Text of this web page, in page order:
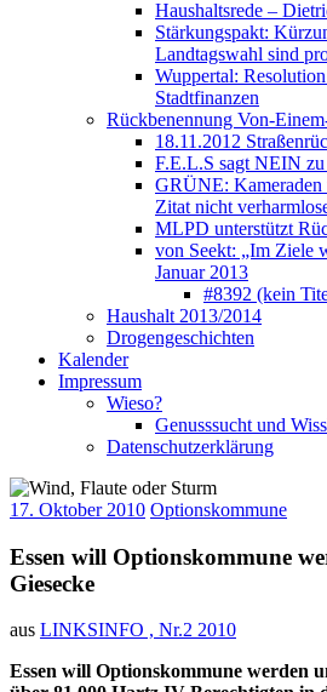
Haushaltsrede –
Stärkungspakt:
Landtagswahl sind
Wuppertal:
Stadtfinanzen
Rückbenennung Von-
18.11.2012
F.E.L.S sagt NEIN zu
GRÜNE:
Zitat nicht
MLPD unterstützt
von Seekt: „Im Ziele
Januar 2013
#8392 (kein
Haushalt 2013/2014
Drogengeschichten
Kalender
Impressum
Wieso?
Genusssucht und
Datenschutzerklärung
17. Oktober 2010 Optionskommune
Essen will Optionskommune
Giesecke
aus LINKSINFO , Nr.2 2010
Essen will Optionskommune werden